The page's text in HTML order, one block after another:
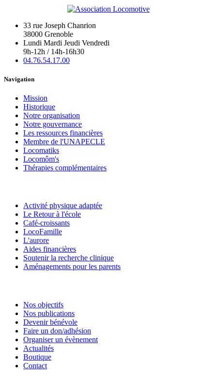
33 rue Joseph Chanrion
38000 Grenoble
Lundi Mardi Jeudi Vendredi
9h-12h / 14h-16h30
04.76.54.17.00
Navigation
Mission
Historique
Notre organisation
Notre gouvernance
Les ressources financières
Membre de l'UNAPECLE
Locomatiks
Locomôm's
Thérapies complémentaires
Activité physique adaptée
Le Retour à l'école
Café-croissants
LocoFamille
L'aurore
Aides financières
Soutenir la recherche clinique
Aménagements pour les parents
Nos objectifs
Nos publications
Devenir bénévole
Faire un don/adhésion
Organiser un évènement
Actualités
Boutique
Contact